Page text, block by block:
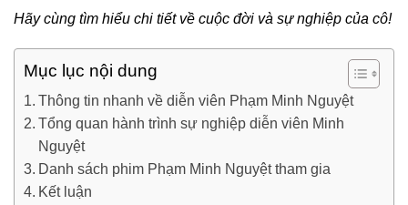
Hãy cùng tìm hiểu chi tiết về cuộc đời và sự nghiệp của cô!
Mục lục nội dung
Thông tin nhanh về diễn viên Phạm Minh Nguyệt
Tổng quan hành trình sự nghiệp diễn viên Minh
Nguyệt
Danh sách phim Phạm Minh Nguyệt tham gia
Kết luận